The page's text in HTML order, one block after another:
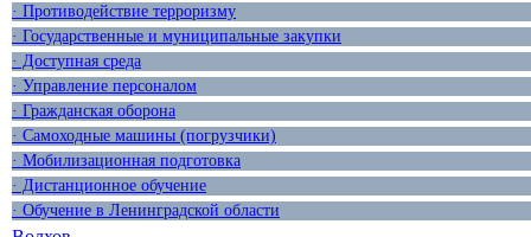
· Противодействие терроризму
· Государственные и муниципальные закупки
· Доступная среда
· Управление персоналом
· Гражданская оборона
· Самоходные машины (погрузчики)
· Мобилизационная подготовка
· Дистанционное обучение
· Обучение в Ленинградской области